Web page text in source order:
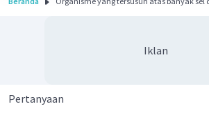
Iklan
Pertanyaan